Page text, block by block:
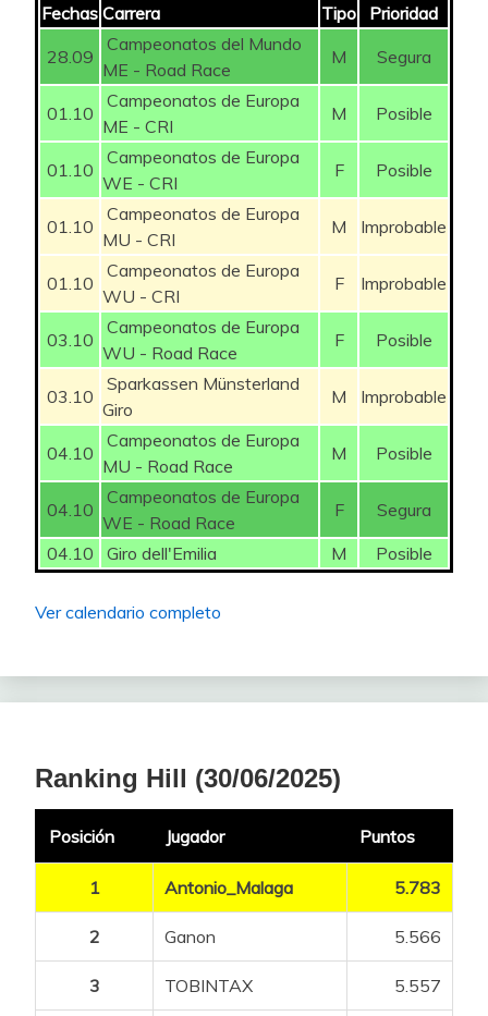
Fechas Carrera Tipo
Prioridad
28.09
Campeonatos del Mundo
ME - Road Race
M Segura
01.10
Campeonatos de Europa
ME - CRI
M Posible
01.10
Campeonatos de Europa
WE - CRI
F Posible
01.10
Campeonatos de Europa
MU - CRI
M Improbable
01.10
Campeonatos de Europa
WU - CRI
F Improbable
03.10
Campeonatos de Europa
WU - Road Race
F Posible
03.10
Sparkassen Münsterland
Giro
M Improbable
04.10
Campeonatos de Europa
MU - Road Race
M Posible
04.10
Campeonatos de Europa
WE - Road Race
F
Segura
04.10
Giro dell'Emilia M Posible
Ver calendario completo
Ranking Hill (30/06/2025)
Posición Jugador Puntos
1 Antonio_Malaga 5.783
2 Ganon 5.566
3 TOBINTAX 5.557